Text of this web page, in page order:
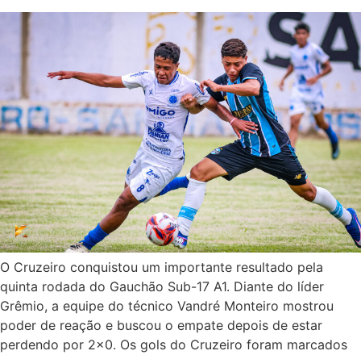
O Cruzeiro conquistou um importante resultado pela
quinta rodada do Gauchão Sub-17 A1. Diante do líder
Grêmio, a equipe do técnico Vandré Monteiro mostrou
poder de reação e buscou o empate depois de estar
perdendo por 2×0. Os gols do Cruzeiro foram marcados